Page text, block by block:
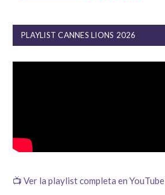
PLAYLIST CANNES LIONS 2026
📺 Ver la playlist completa en YouTube